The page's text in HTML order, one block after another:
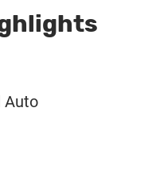
Auto